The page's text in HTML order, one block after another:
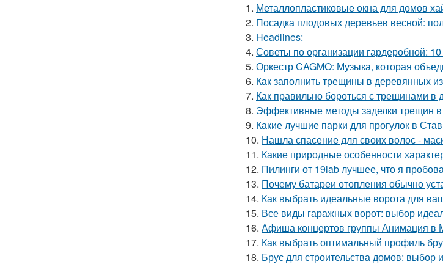
1. Металлопластиковые окна для домов
2. Посадка плодовых деревьев весной:
3. Headlines:
4. Советы по организации гардеробной:
5. Оркестр CAGMO: Музыка, которая
6. Как заполнить трещины в деревянных
7. Как правильно бороться с трещинами
8. Эффективные методы заделки трещин
9. Какие лучшие парки для прогулок в
10. Нашла спасение для своих волос -
11. Какие природные особенности
12. Пилинги от 19lab лучшее, что я
13. Почему батареи отопления обычно
14. Как выбрать идеальные ворота для
15. Все виды гаражных ворот: выбор
16. Афиша концертов группы Анимация в
17. Как выбрать оптимальный профиль
18. Брус для строительства домов: выбор